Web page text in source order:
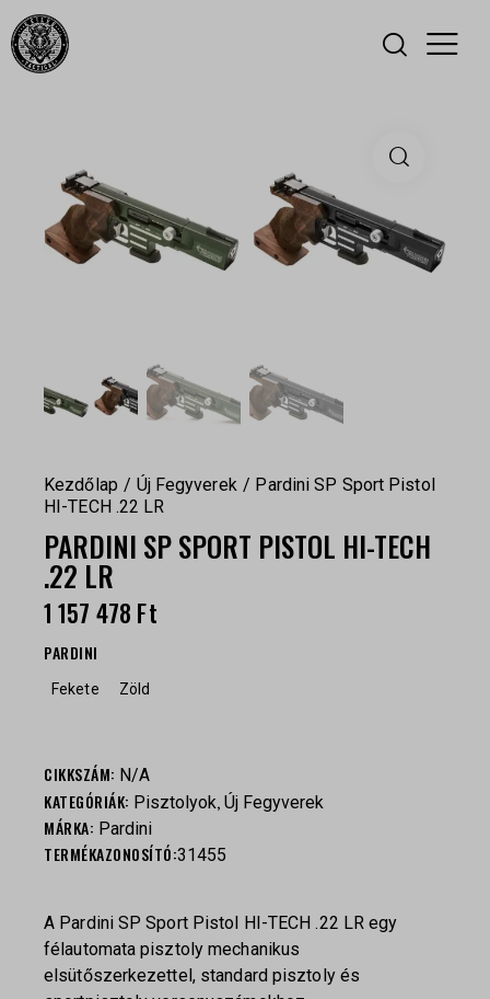
Kezdőlap Új Fegyverek
Pardini SP Sport Pistol
HI-TECH .22 LR
PARDINI SP SPORT PISTOL HI-TECH
.22 LR
1 157 478 Ft
PARDINI
Fekete Zöld
CIKKSZÁM: N/A
KATEGÓRIÁK: Pisztolyok, Új Fegyverek
MÁRKA: Pardini
TERMÉKAZONOSÍTÓ:31455
A Pardini SP Sport Pistol HI-TECH .22 LR egy
félautomata pisztoly mechanikus
elsütőszerkezettel, standard pisztoly és